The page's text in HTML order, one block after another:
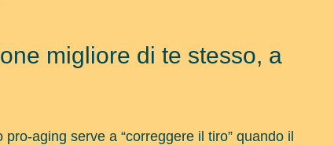
migliore di te stesso, a
aging serve a “correggere il tiro” quando il